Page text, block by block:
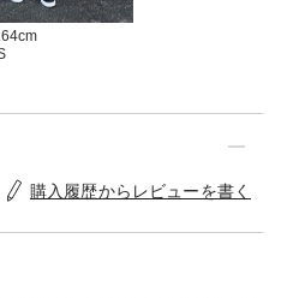
購入履歴からレビューを書く